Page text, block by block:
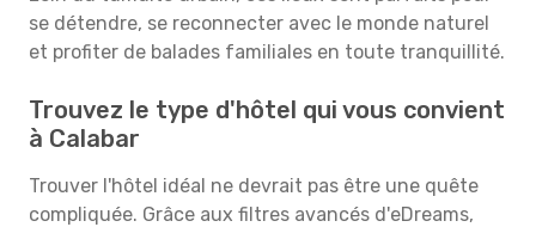
se détendre, se reconnecter avec le monde naturel
et profiter de balades familiales en toute tranquillité.
Trouvez le type d'hôtel qui vous convient
à Calabar
Trouver l'hôtel idéal ne devrait pas être une quête
compliquée. Grâce aux filtres avancés d'eDreams,